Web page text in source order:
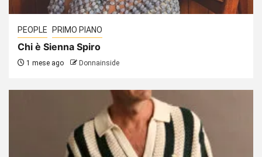
PEOPLE PRIMO PIANO
Chi è Sienna Spiro
1 mese ago Donnainside